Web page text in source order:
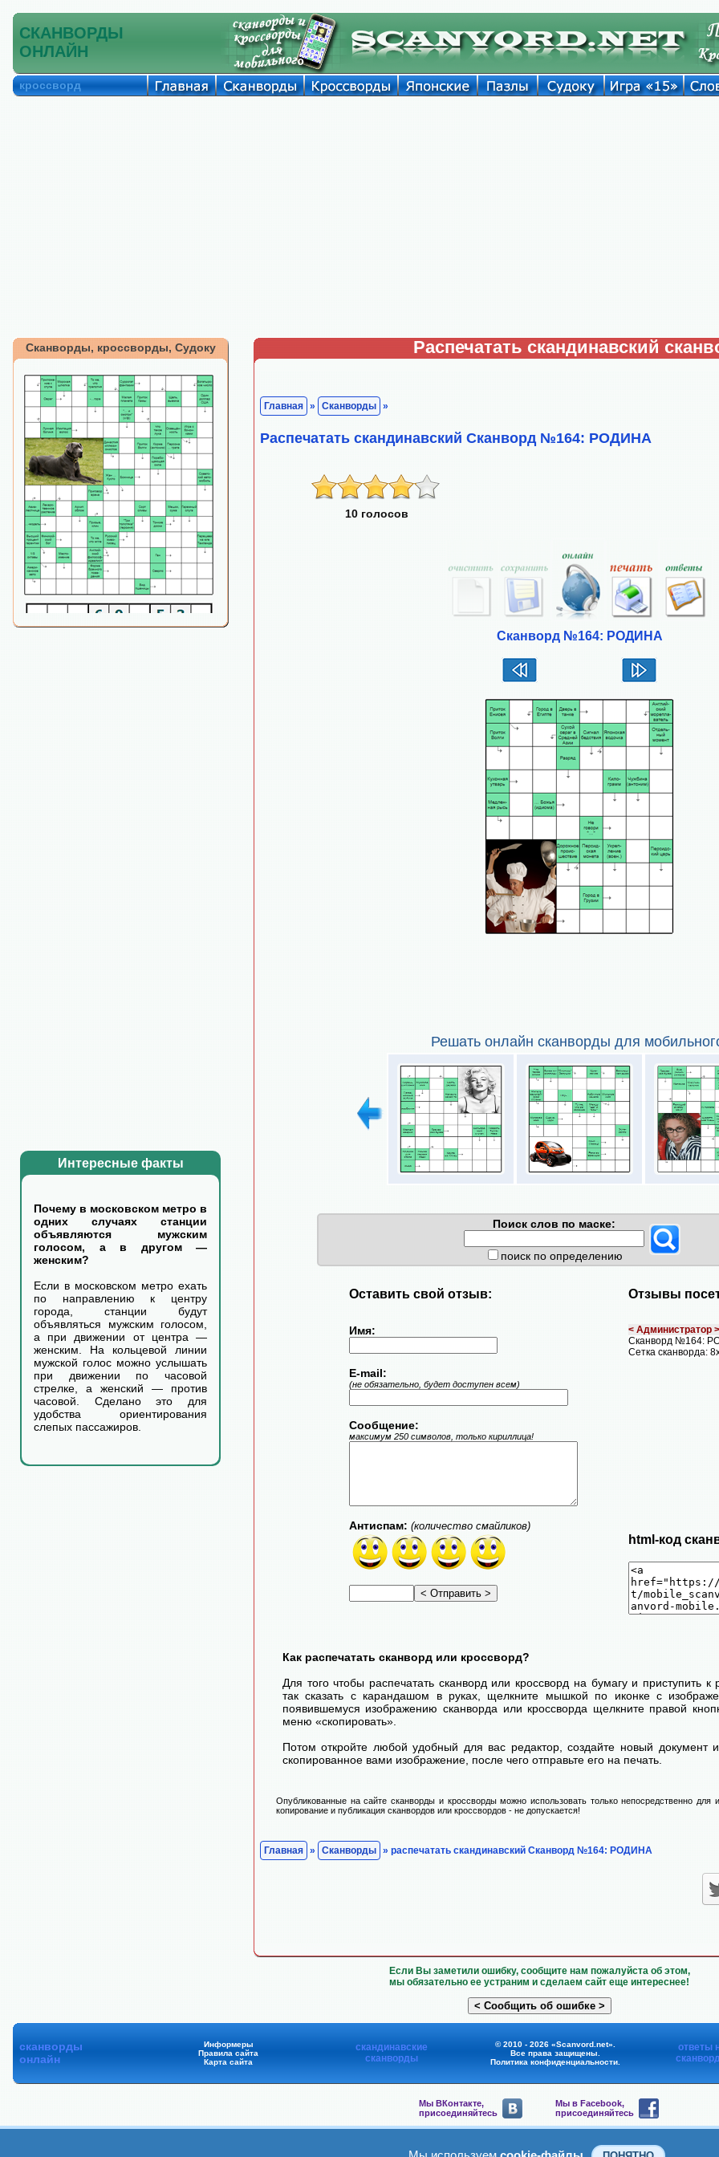
СКАНВОРДЫ
ОНЛАЙН
кроссворд
Сканворды, кроссворды, Судоку
Интересные факты
Почему в московском метро в
одних случаях станции
объявляются мужским
голосом, а в другом —
женским?
Если в московском метро ехать
по направлению к центру
города, станции будут
объявляться мужским голосом,
а при движении от центра —
женским. На кольцевой линии
мужской голос можно услышать
при движении по часовой
стрелке, а женский — против
часовой. Сделано это для
удобства ориентирования
слепых пассажиров.
Распечатать скандинавский
Главная » Сканворды »
Распечатать скандинавский Сканворд №164: РОДИНА
10 голосов
Сканворд №164: РОДИНА
Решать онлайн сканворды для
Поиск слов по маске:
поиск по определению
Оставить свой отзыв: Отзывы
Имя:
E-mail:
(не обязательно, будет доступен всем)
Сообщение:
максимум 250 символов, только кириллица!
Антиспам: (количество смайликов)
< Администратор >
Сканворд №164:
Сетка сканворда:
html-код
Как распечатать сканворд или кроссворд?
Для того чтобы распечатать сканворд или кроссворд на бумагу и приступить к
так сказать с карандашом в руках, щелкните мышкой по иконке с
появившемуся изображению сканворда или кроссворда щелкните правой
меню «скопировать».
Потом откройте любой удобный для вас редактор, создайте новый документ
скопированное вами изображение, после чего отправьте его на печать.
Опубликованные на сайте сканворды и кроссворды можно использовать только непосредственно для
копирование и публикация сканвордов или кроссвордов - не допускается!
Главная » Сканворды » распечатать скандинавский Сканворд №164: РОДИНА
Если Вы заметили ошибку, сообщите нам пожалуйста об этом,
мы обязательно ее устраним и сделаем сайт еще интереснее!
сканворды
онлайн
Информеры
Правила сайта
Карта сайта
скандинавские
сканворды
© 2010 - 2026 «Scanvord.net».
Все права защищены.
Политика конфиденциальности.
ответы
Мы ВКонтакте,
присоединяйтесь
Мы в Facebook,
присоединяйтесь
присоединяйтесь